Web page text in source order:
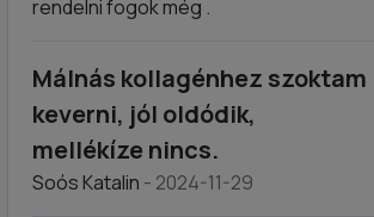
rendelni fogok még .
Málnás kollagénhez szoktam
keverni, jól oldódik,
mellékíze nincs.
Soós Katalin - 2024-11-29